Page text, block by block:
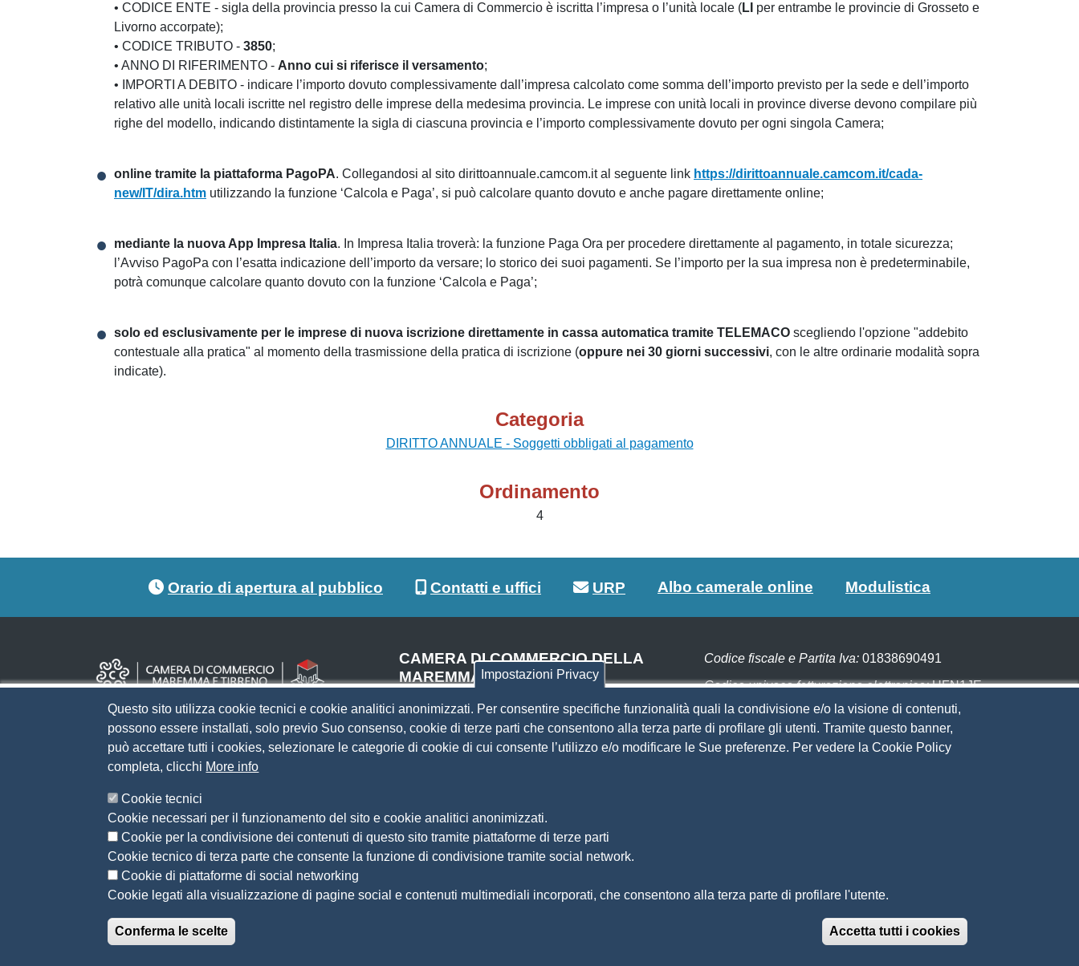
• CODICE ENTE - sigla della provincia presso la cui Camera di Commercio è iscritta l’impresa o l’unità locale (LI per entrambe le provincie di Grosseto e
Livorno accorpate);
• CODICE TRIBUTO - 3850;
• ANNO DI RIFERIMENTO - Anno cui si riferisce il versamento;
• IMPORTI A DEBITO - indicare l’importo dovuto complessivamente dall’impresa calcolato come somma dell’importo previsto per la sede e dell’importo
relativo alle unità locali iscritte nel registro delle imprese della medesima provincia. Le imprese con unità locali in province diverse devono compilare più
righe del modello, indicando distintamente la sigla di ciascuna provincia e l’importo complessivamente dovuto per ogni singola Camera;
online tramite la piattaforma PagoPA. Collegandosi al sito dirittoannuale.camcom.it al seguente link https://dirittoannuale.camcom.it/cada-
new/IT/dira.htm utilizzando la funzione ‘Calcola e Paga’, si può calcolare quanto dovuto e anche pagare direttamente online;
mediante la nuova App Impresa Italia. In Impresa Italia troverà: la funzione Paga Ora per procedere direttamente al pagamento, in totale sicurezza;
l’Avviso PagoPa con l’esatta indicazione dell’importo da versare; lo storico dei suoi pagamenti. Se l’importo per la sua impresa non è predeterminabile,
potrà comunque calcolare quanto dovuto con la funzione ‘Calcola e Paga’;
solo ed esclusivamente per le imprese di nuova iscrizione direttamente in cassa automatica tramite TELEMACO scegliendo l'opzione "addebito
contestuale alla pratica" al momento della trasmissione della pratica di iscrizione (oppure nei 30 giorni successivi, con le altre ordinarie modalità sopra
indicate).
Categoria
DIRITTO ANNUALE - Soggetti obbligati al pagamento
Ordinamento
4
Orario di apertura al pubblico Contatti e uffici URP Albo camerale online Modulistica
CAMERA DI COMMERCIO DELLA
MAREMMA E DEL TIRRENO
SEDE DI LIVORNO
Piazza del Municipio, 48
(ingresso da Via del Porticciolo, 1)
Via F.lli Cairoli, 10
Centralino 0564 430.111
Peccameradicommercio@pec.lg.camcom.it
Codice fiscale e Partita Iva: 01838690491
Codice univoco fatturazione elettronica:UFN1JE
Pagare con PagoPA
Dichiarazione di accessibilità
Feedback accessibilità
Siti tematici: Maremma e Tirreno Itinerari
Impostazioni Privacy
Questo sito utilizza cookie tecnici e cookie analitici anonimizzati. Per consentire specifiche funzionalità quali la condivisione e/o la visione di contenuti,
possono essere installati, solo previo Suo consenso, cookie di terze parti che consentono alla terza parte di profilare gli utenti. Tramite questo banner,
può accettare tutti i cookies, selezionare le categorie di cookie di cui consente l’utilizzo e/o modificare le Sue preferenze. Per vedere la Cookie Policy
completa, clicchi More info
Cookie tecnici
Cookie necessari per il funzionamento del sito e cookie analitici anonimizzati.
Cookie per la condivisione dei contenuti di questo sito tramite piattaforme di terze parti
Cookie tecnico di terza parte che consente la funzione di condivisione tramite social network.
Cookie di piattaforme di social networking
Cookie legati alla visualizzazione di pagine social e contenuti multimediali incorporati, che consentono alla terza parte di profilare l'utente.
Conferma le scelte Accetta tutti i cookies